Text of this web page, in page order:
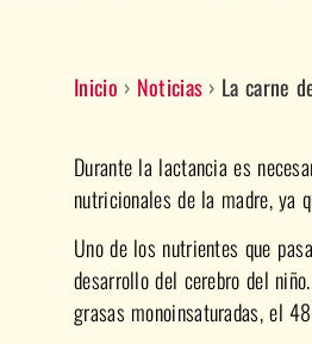
Inicio › Noticias › La carne
Durante la lactancia es
nutricionales de la madre, ya
Uno de los nutrientes que
desarrollo del cerebro del
grasas monoinsaturadas, el